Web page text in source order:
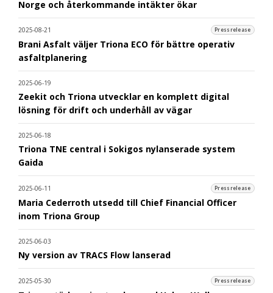
Norge och återkommande intäkter ökar
2025-08-21 Pressrelease
Brani Asfalt väljer Triona ECO för bättre operativ
asfaltplanering
2025-06-19
Zeekit och Triona utvecklar en komplett digital
lösning för drift och underhåll av vägar
2025-06-18
Triona TNE central i Sokigos nylanserade system
Gaida
2025-06-11 Pressrelease
Maria Cederroth utsedd till Chief Financial Officer
inom Triona Group
2025-06-03
Ny version av TRACS Flow lanserad
2025-05-30 Pressrelease